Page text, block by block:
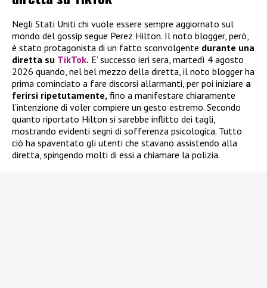
Negli Stati Uniti chi vuole essere sempre aggiornato sul
mondo del gossip segue Perez Hilton. Il noto blogger, però,
è stato protagonista di un fatto sconvolgente durante una
diretta su TikTok. E’ successo ieri sera, martedì 4 agosto
2026 quando, nel bel mezzo della diretta, il noto blogger ha
prima cominciato a fare discorsi allarmanti, per poi iniziare a
ferirsi ripetutamente, fino a manifestare chiaramente
l’intenzione di voler compiere un gesto estremo. Secondo
quanto riportato Hilton si sarebbe inflitto dei tagli,
mostrando evidenti segni di sofferenza psicologica. Tutto
ciò ha spaventato gli utenti che stavano assistendo alla
diretta, spingendo molti di essi a chiamare la polizia.